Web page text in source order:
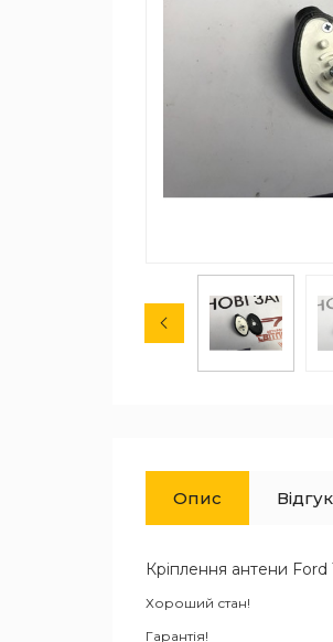
Опис
Кріплення антени
Хороший стан!
Гарантія!